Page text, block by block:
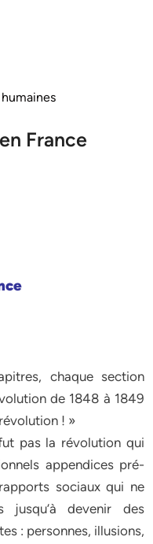
France
chaque section
de 1848 à 1849
! »
pas la révolution qui
appendices pré-
sociaux qui ne
jusqu’à devenir des
: personnes, illusions,